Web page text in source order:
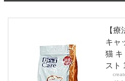
【
キャ
猫 キ
スト